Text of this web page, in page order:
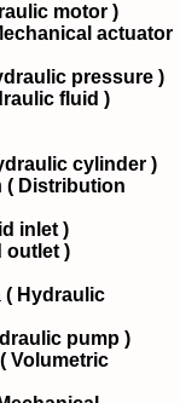
motor )
actuator
pressure )
fluid )
cylinder )
( Distribution
inlet )
outlet )
( Hydraulic
pump )
( Volumetric